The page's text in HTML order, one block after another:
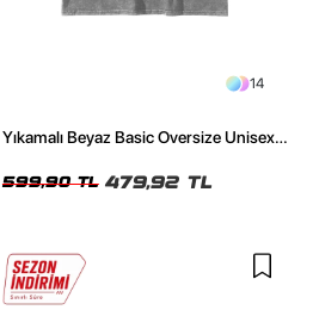
14
Yıkamalı Beyaz Basic Oversize Unisex
599,90 TL 479,92 TL